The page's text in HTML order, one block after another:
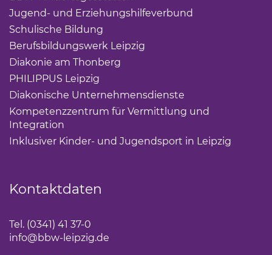
Jugend- und Erziehungshilfeverbund
Schulische Bildung
Berufsbildungswerk Leipzig
Diakonie am Thonberg
PHILIPPUS Leipzig
Diakonische Unternehmensdienste
Kompetenzzentrum für Vermittlung und
Integration
Inklusiver Kinder- und Jugendsport in Leipzig
Kontaktdaten
Tel. (0341) 41 37-0
info@bbw-leipzig.de